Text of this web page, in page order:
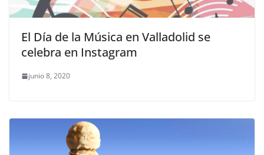
El Día de la Música en Valladolid se
celebra en Instagram
junio 8, 2020